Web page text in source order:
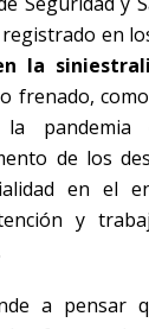
registrado en
la
frenado,
pandemia
de los
en el
y
a pensar